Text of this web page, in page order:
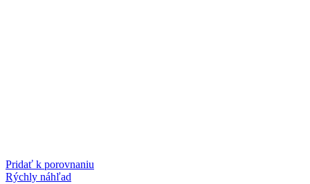
Pridať k porovnaniu
Rýchly náhľad